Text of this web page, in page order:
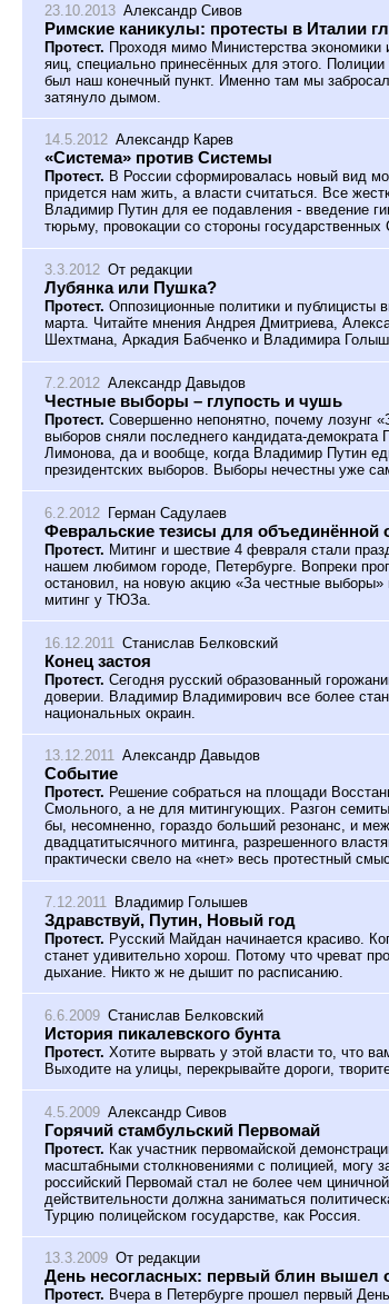
23.10.2013 Александр Сивов
Римские каникулы: протесты в Италии
Протест. Проходя мимо Министерства
яиц, специально принесённых для этого.
был наш конечный пункт. Именно там мы
затянуло дымом.
14.5.2012 Александр Карев
«Система» против Системы
Протест. В России сформировалась новый вид
придется нам жить, а власти считаться. Все
Владимир Путин для ее подавления - введение
тюрьму, провокации со стороны
3.3.2012 От редакции
Лубянка или Пушка?
Протест. Оппозиционные политики и публицисты
марта. Читайте мнения Андрея Дмитриева,
Шехтмана, Аркадия Бабченко и Владимира
7.2.2012 Александр Давыдов
Честные выборы – глупость и чушь
Протест. Совершенно непонятно, почему лозунг
выборов сняли последнего кандидата-демократа
Лимонова, да и вообще, когда Владимир Путин
президентских выборов. Выборы нечестны уже
6.2.2012 Герман Садулаев
Февральские тезисы для объединённой
Протест. Митинг и шествие 4 февраля стали
нашем любимом городе, Петербурге. Вопреки
остановил, на новую акцию «За честные
митинг у ТЮЗа.
16.12.2011 Станислав Белковский
Конец застоя
Протест. Сегодня русский образованный
доверии. Владимир Владимирович все более
национальных окраин.
13.12.2011 Александр Давыдов
Событие
Протест. Решение собраться на площади
Смольного, а не для митингующих. Разгон
бы, несомненно, гораздо больший резонанс, и
двадцатитысячного митинга, разрешенного
практически свело на «нет» весь протестный
7.12.2011 Владимир Голышев
Здравствуй, Путин, Новый год
Протест. Русский Майдан начинается красиво.
станет удивительно хорош. Потому что чреват
дыхание. Никто ж не дышит по расписанию.
6.6.2009 Станислав Белковский
История пикалевского бунта
Протест. Хотите вырвать у этой власти то, что
Выходите на улицы, перекрывайте дороги,
4.5.2009 Александр Сивов
Горячий стамбульский Первомай
Протест. Как участник первомайской
масштабными столкновениями с полицией, могу
российский Первомай стал не более чем
действительности должна заниматься
Турцию полицейском государстве, как Россия.
13.3.2009 От редакции
День несогласных: первый блин вышел
Протест. Вчера в Петербурге прошел первый